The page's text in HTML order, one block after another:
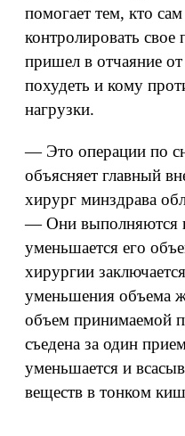
помогает тем, кто
контролировать свое
пришел в отчаяние
похудеть и кому
нагрузки.
— Это операции по
объясняет главный
хирург минздрава
— Они выполняются
уменьшается его
хирургии
уменьшения объема
объем принимаемой
съедена за один
уменьшается и
веществ в тонком